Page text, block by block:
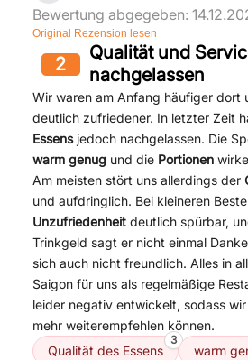
Bewertung abgegeben:
Original Rezension lesen
2
Qualität und
nachgelassen
Wir waren am Anfang häufiger dort
deutlich zufriedener. In letzter Zeit
Essensjedoch nachgelassen. Die
warm genug und die Portionen
Am meisten stört uns allerdings der
und aufdringlich. Bei kleineren
Unzufriedenheit deutlich spürbar,
Trinkgeld sagt er nicht einmal
sich auch nicht freundlich. Alles in
Saigon für uns als regelmäßige
leider negativ entwickelt, sodass
mehr weiterempfehlen können.
Qualität des Essens
3
warm